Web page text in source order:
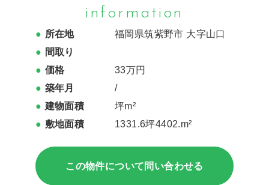
information
所在地
福岡県筑紫野市 大字山口
間取り
価格
33万円
築年月
/
建物面積
坪m²
敷地面積
1331.6坪4402.m²
この物件について問い合わせる